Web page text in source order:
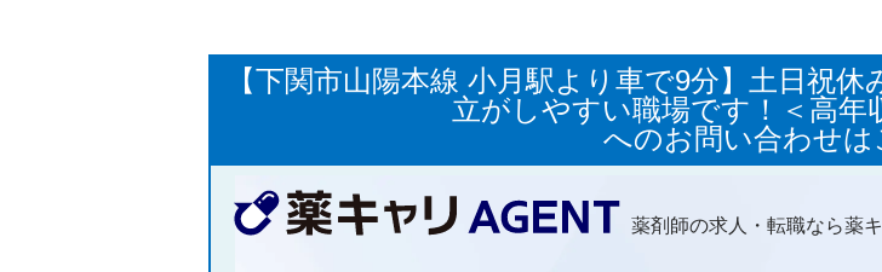
【下関市山陽本線 小月駅より車で9分】土日祝
立がしやすい職場です！＜高年
へのお問い合わせは
薬剤師の求人・転職なら薬